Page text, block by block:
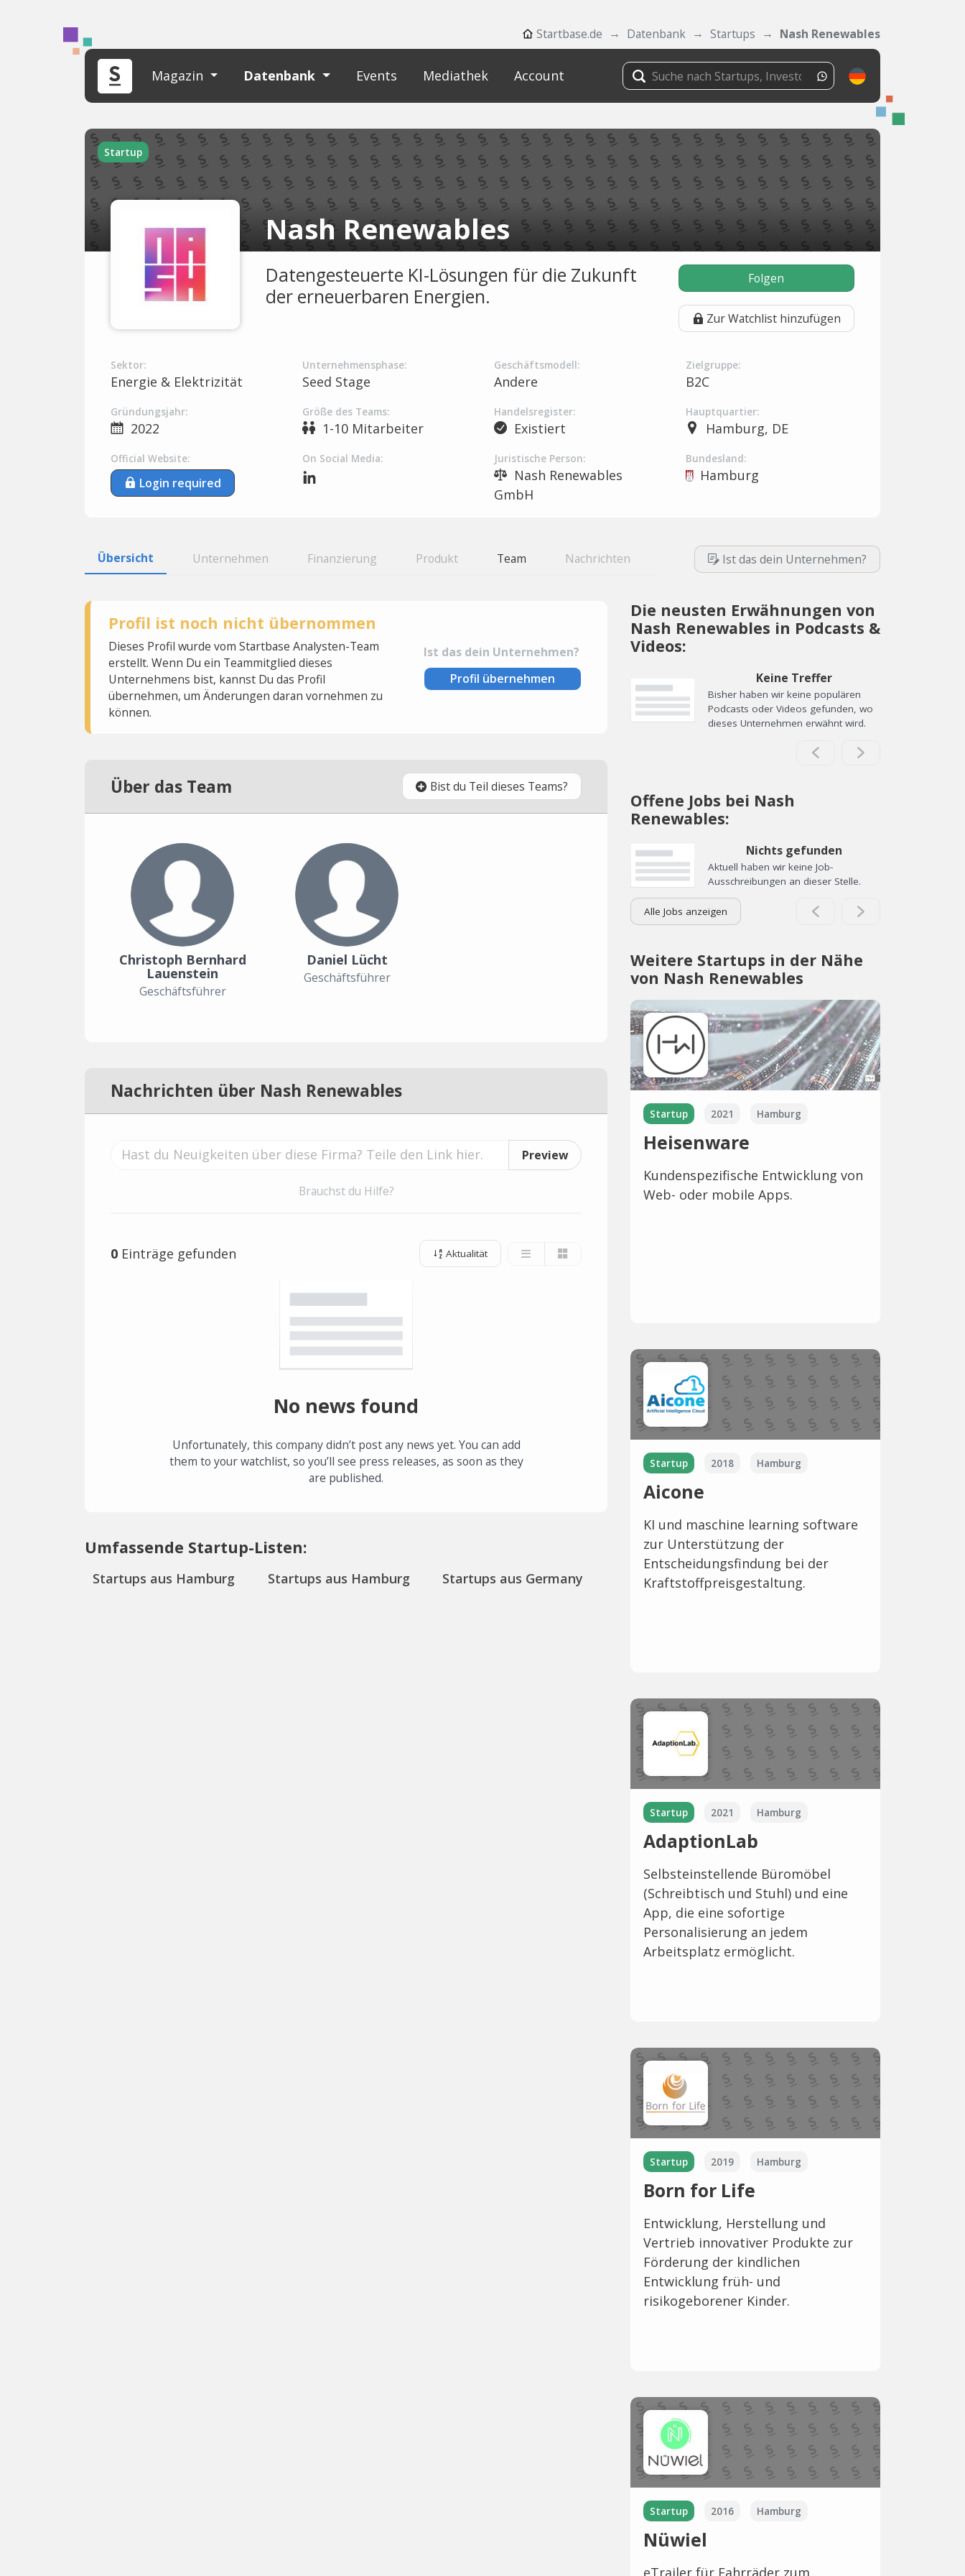
Startbase.de Datenbank Startups Nash Renewables
Magazin Datenbank Events Mediathek Account
Startup
Nash Renewables
Datengesteuerte KI-Lösungen für die Zukunft
der erneuerbaren Energien.
Folgen
Zur Watchlist hinzufügen
Sektor:
Energie & Elektrizität
Unternehmensphase:
Seed Stage
Geschäftsmodell:
Andere
Zielgruppe:
B2C
Gründungsjahr:
2022
Größe des Teams:
1-10 Mitarbeiter
Handelsregister:
Existiert
Hauptquartier:
Hamburg, DE
Official Website:
Login required
On Social Media: Juristische Person:
Nash Renewables
GmbH
Bundesland:
Hamburg
Übersicht Unternehmen Finanzierung Produkt Team Nachrichten Ist das dein Unternehmen?
Profil ist noch nicht übernommen
Dieses Profil wurde vom Startbase Analysten-Team
erstellt. Wenn Du ein Teammitglied dieses
Unternehmens bist, kannst Du das Profil
übernehmen, um Änderungen daran vornehmen zu
können.
Ist das dein Unternehmen?
Profil übernehmen
Über das Team Bist du Teil dieses Teams?
Christoph Bernhard
Lauenstein
Geschäftsführer
Daniel Lücht
Geschäftsführer
Nachrichten über Nash Renewables
Preview
Brauchst du Hilfe?
0 Einträge gefunden Aktualität
No news found
Unfortunately, this company didn’t post any news yet. You can add
them to your watchlist, so you’ll see press releases, as soon as they
are published.
Umfassende Startup-Listen:
Startups aus Hamburg Startups aus Hamburg Startups aus Germany
Die neusten Erwähnungen von
Nash Renewables in Podcasts &
Videos:
Keine Treffer
Bisher haben wir keine populären
Podcasts oder Videos gefunden, wo
dieses Unternehmen erwähnt wird.
Offene Jobs bei Nash
Renewables:
Nichts gefunden
Aktuell haben wir keine Job-
Ausschreibungen an dieser Stelle.
Alle Jobs anzeigen
Weitere Startups in der Nähe
von Nash Renewables
Startup 2021 Hamburg
Heisenware
Kundenspezifische Entwicklung von
Web- oder mobile Apps.
Startup 2018 Hamburg
Aicone
KI und maschine learning software
zur Unterstützung der
Entscheidungsfindung bei der
Kraftstoffpreisgestaltung.
Startup 2021 Hamburg
AdaptionLab
Selbsteinstellende Büromöbel
(Schreibtisch und Stuhl) und eine
App, die eine sofortige
Personalisierung an jedem
Arbeitsplatz ermöglicht.
Startup 2019 Hamburg
Born for Life
Entwicklung, Herstellung und
Vertrieb innovativer Produkte zur
Förderung der kindlichen
Entwicklung früh- und
risikogeborener Kinder.
Startup 2016 Hamburg
Nüwiel
eTrailer für Fahrräder zum